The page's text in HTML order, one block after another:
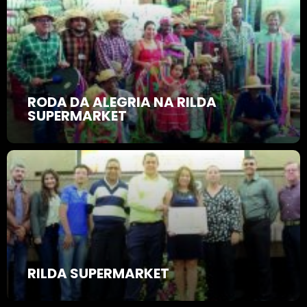
RODA DA ALEGRIA NA RILDA
SUPERMARKET
RILDA SUPERMARKET